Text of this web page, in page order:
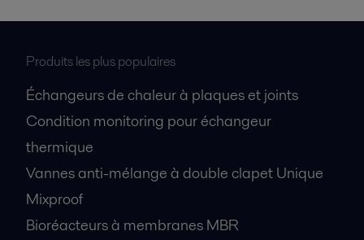
Produits les plus populaires
Échangeurs de chaleur à plaques et joints
Condition monitoring pour échangeur
thermique
Vannes anti-mélange à double clapet Unique
Mixproof
Bioréacteurs à membranes MBR